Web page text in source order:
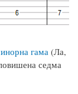
гама(Ла,
седма